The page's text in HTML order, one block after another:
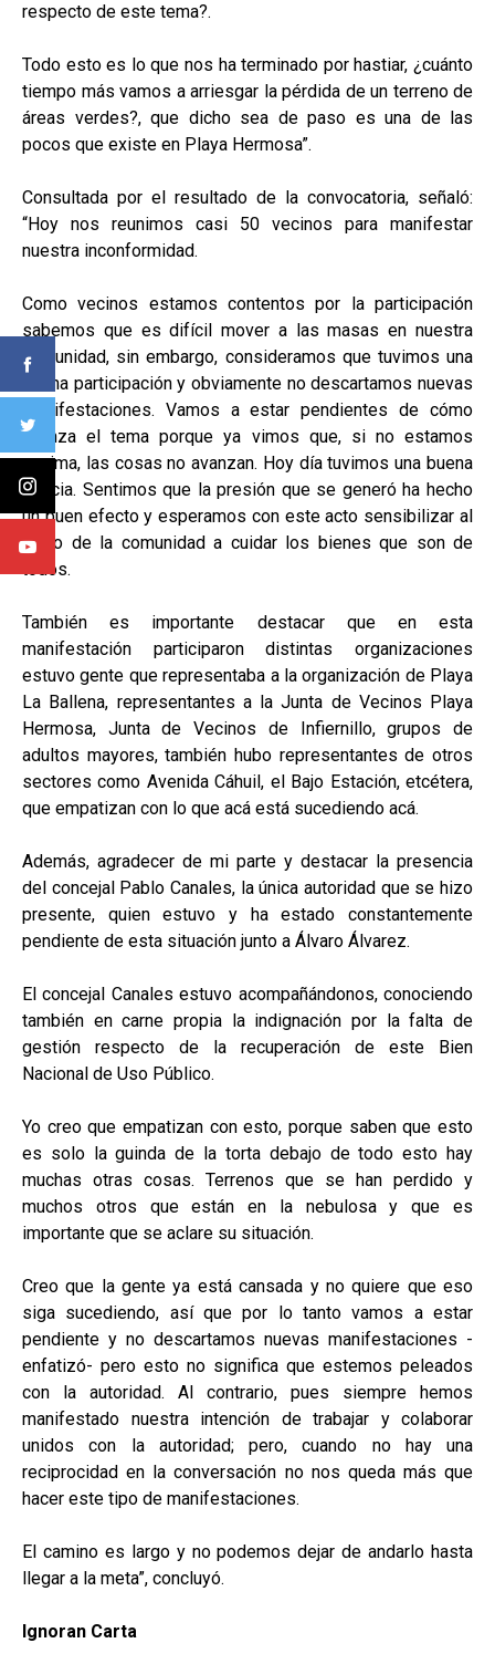
respecto de este tema?.
Todo esto es lo que nos ha terminado por hastiar, ¿cuánto
tiempo más vamos a arriesgar la pérdida de un terreno de
áreas verdes?, que dicho sea de paso es una de las
pocos que existe en Playa Hermosa”.
Consultada por el resultado de la convocatoria, señaló:
“Hoy nos reunimos casi 50 vecinos para manifestar
nuestra inconformidad.
Como vecinos estamos contentos por la participación
sabemos que es difícil mover a las masas en nuestra
comunidad, sin embargo, consideramos que tuvimos una
buena participación y obviamente no descartamos nuevas
manifestaciones. Vamos a estar pendientes de cómo
avanza el tema porque ya vimos que, si no estamos
encima, las cosas no avanzan. Hoy día tuvimos una buena
noticia. Sentimos que la presión que se generó ha hecho
un buen efecto y esperamos con este acto sensibilizar al
resto de la comunidad a cuidar los bienes que son de
todos.
También es importante destacar que en esta
manifestación participaron distintas organizaciones
estuvo gente que representaba a la organización de Playa
La Ballena, representantes a la Junta de Vecinos Playa
Hermosa, Junta de Vecinos de Infiernillo, grupos de
adultos mayores, también hubo representantes de otros
sectores como Avenida Cáhuil, el Bajo Estación, etcétera,
que empatizan con lo que acá está sucediendo acá.
Además, agradecer de mi parte y destacar la presencia
del concejal Pablo Canales, la única autoridad que se hizo
presente, quien estuvo y ha estado constantemente
pendiente de esta situación junto a Álvaro Álvarez.
El concejal Canales estuvo acompañándonos, conociendo
también en carne propia la indignación por la falta de
gestión respecto de la recuperación de este Bien
Nacional de Uso Público.
Yo creo que empatizan con esto, porque saben que esto
es solo la guinda de la torta debajo de todo esto hay
muchas otras cosas. Terrenos que se han perdido y
muchos otros que están en la nebulosa y que es
importante que se aclare su situación.
Creo que la gente ya está cansada y no quiere que eso
siga sucediendo, así que por lo tanto vamos a estar
pendiente y no descartamos nuevas manifestaciones -
enfatizó- pero esto no significa que estemos peleados
con la autoridad. Al contrario, pues siempre hemos
manifestado nuestra intención de trabajar y colaborar
unidos con la autoridad; pero, cuando no hay una
reciprocidad en la conversación no nos queda más que
hacer este tipo de manifestaciones.
El camino es largo y no podemos dejar de andarlo hasta
llegar a la meta”, concluyó.
Ignoran Carta